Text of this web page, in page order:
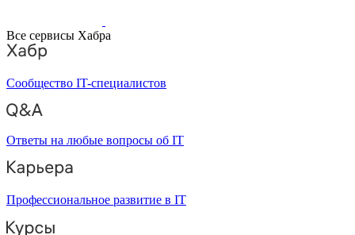
Все сервисы Хабра
Сообщество IT-специалистов
Ответы на любые вопросы об IT
Профессиональное развитие в IT